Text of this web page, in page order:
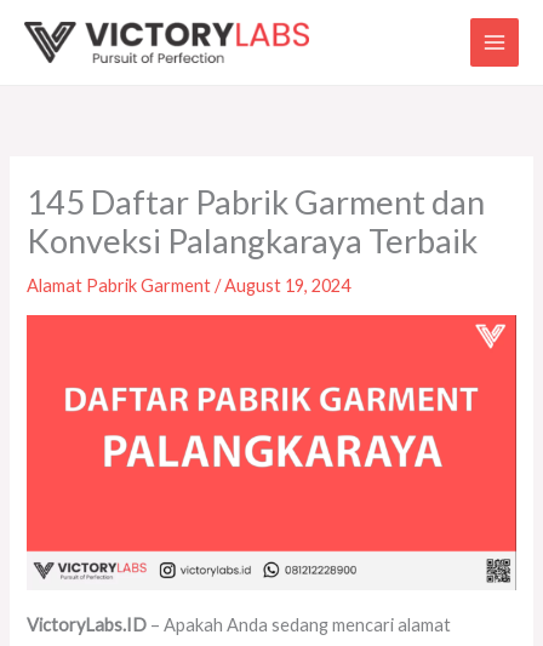
145 Daftar Pabrik Garment dan
Konveksi Palangkaraya Terbaik
Alamat Pabrik Garment/August 19, 2024
VictoryLabs.ID – Apakah Anda sedang mencari alamat